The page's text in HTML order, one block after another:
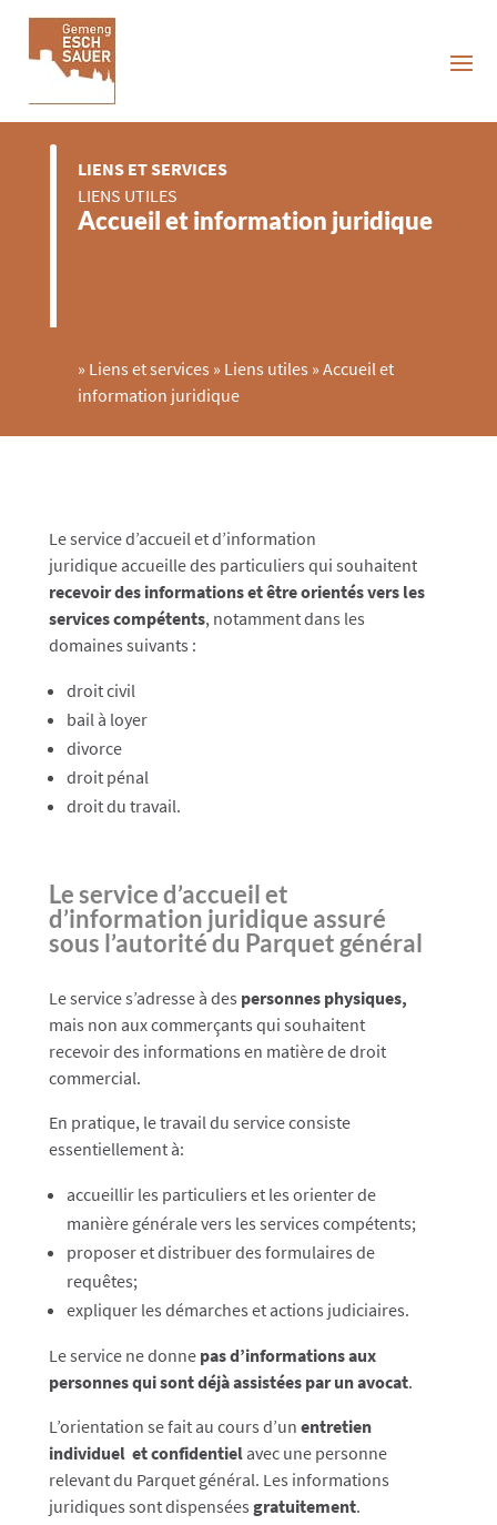
LIENS ET SERVICES
LIENS UTILES
Accueil et information juridique
» Liens et services » Liens utiles » Accueil et
information juridique
Le service d’accueil et d’information
juridique accueille des particuliers qui souhaitent
recevoir des informations et être orientés vers les
services compétents, notamment dans les
domaines suivants :
droit civil
bail à loyer
divorce
droit pénal
droit du travail.
Le service d’accueil et
d’information juridique assuré
sous l’autorité du Parquet général
Le service s’adresse à des personnes physiques,
mais non aux commerçants qui souhaitent
recevoir des informations en matière de droit
commercial.
En pratique, le travail du service consiste
essentiellement à:
accueillir les particuliers et les orienter de
manière générale vers les services compétents;
proposer et distribuer des formulaires de
requêtes;
expliquer les démarches et actions judiciaires.
Le service ne donne pas d’informations aux
personnes qui sont déjà assistées par un avocat.
L’orientation se fait au cours d’un entretien
individuel et confidentielavec une personne
relevant du Parquet général. Les informations
juridiques sont dispensées gratuitement.